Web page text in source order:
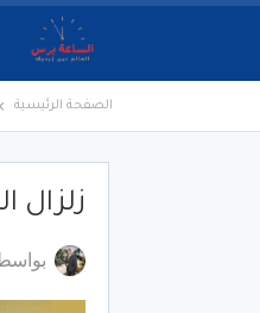
الصفحة الرئيسية
زلزال